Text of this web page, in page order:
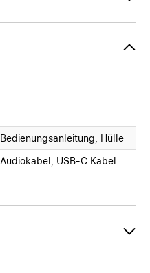
Bedienungsanleitung, Hülle
Audiokabel, USB-C Kabel